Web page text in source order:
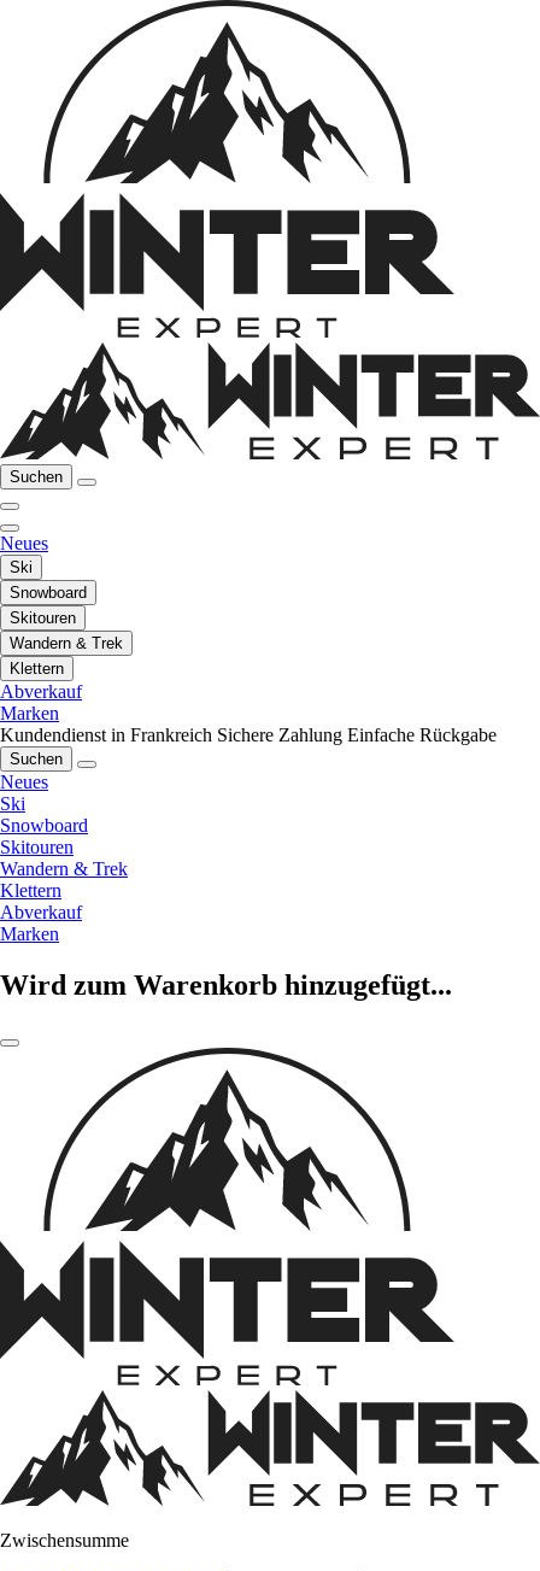
Suchen
Neues
Ski
Snowboard
Skitouren
Wandern & Trek
Klettern
Abverkauf
Marken
Kundendienst in Frankreich Sichere Zahlung Einfache Rückgabe
Suchen
Neues
Ski
Snowboard
Skitouren
Wandern & Trek
Klettern
Abverkauf
Marken
Wird zum Warenkorb hinzugefügt...
Zwischensumme